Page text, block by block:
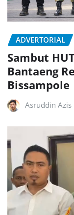
ADVERTORIAL
Sambut
Bantaeng
Bissampole
Asruddin Azis